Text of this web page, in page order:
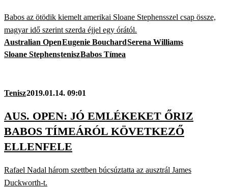
Babos az ötödik kiemelt amerikai Sloane Stephensszel csap össze,
magyar idő szerint szerda éjjel egy órától.
Australian OpenEugenie BouchardSerena Williams
Sloane StephensteniszBabos Tímea
Tenisz2019.01.14. 09:01
AUS. OPEN: JÓ EMLÉKEKET ŐRIZ
BABOS TÍMEÁRÓL KÖVETKEZŐ
ELLENFELE
Rafael Nadal három szettben búcsúztatta az ausztrál James
Duckworth-t.